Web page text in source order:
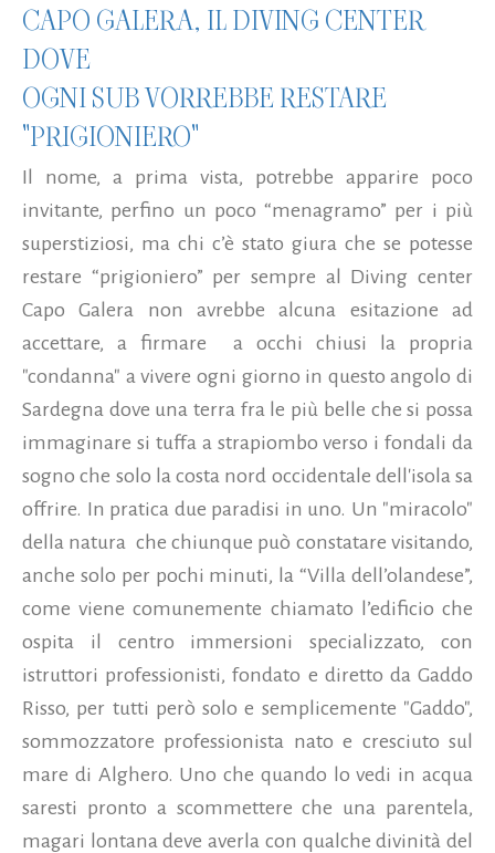
CAPO GALERA, IL DIVING CENTER
DOVE
OGNI SUB VORREBBE RESTARE
"PRIGIONIERO"
Il nome, a prima vista, potrebbe apparire poco
invitante, perfino un poco “menagramo” per i più
superstiziosi, ma chi c’è stato giura che se potesse
restare “prigioniero” per sempre al Diving center
Capo Galera non avrebbe alcuna esitazione ad
accettare, a firmare a occhi chiusi la propria
"condanna" a vivere ogni giorno in questo angolo di
Sardegna dove una terra fra le più belle che si possa
immaginare si tuffa a strapiombo verso i fondali da
sogno che solo la costa nord occidentale dell'isola sa
offrire. In pratica due paradisi in uno. Un "miracolo"
della natura che chiunque può constatare visitando,
anche solo per pochi minuti, la “Villa dell’olandese”,
come viene comunemente chiamato l’edificio che
ospita il centro immersioni specializzato, con
istruttori professionisti, fondato e diretto da Gaddo
Risso, per tutti però solo e semplicemente "Gaddo",
sommozzatore professionista nato e cresciuto sul
mare di Alghero. Uno che quando lo vedi in acqua
saresti pronto a scommettere che una parentela,
magari lontana deve averla con qualche divinità del